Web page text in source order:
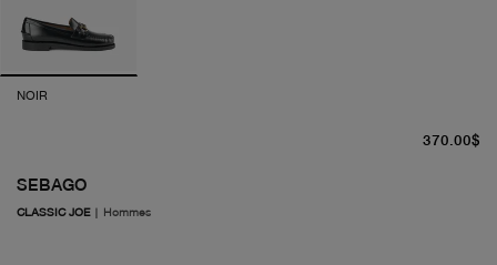
NOIR
SEBAGO
CLASSIC JOE| Hommes
370.00$